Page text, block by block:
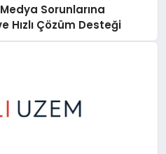
Sorunlarına
Hızlı Çözüm Desteği